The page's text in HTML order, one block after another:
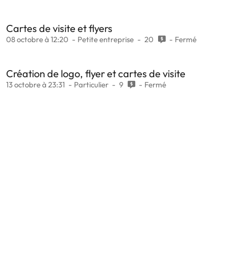
Cartes de visite et flyers
08 octobre à 12:20 Petite entreprise 20 Fermé
Création de logo, flyer et cartes de visite
13 octobre à 23:31 Particulier 9 Fermé